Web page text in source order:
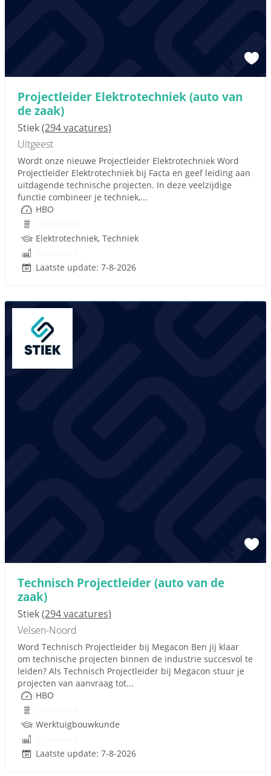
Projectleider Elektrotechniek (auto van
de zaak)
Stiek(294 vacatures)
Uitgeest
Wordt onze nieuwe Projectleider Elektrotechniek Word
Projectleider Elektrotechniek bij Facta en geef leiding aan
uitdagende technische projecten. In deze veelzijdige
functie combineer je techniek,...
HBO
Elektrotechniek, Techniek
Laatste update: 7-8-2026
Technisch Projectleider (auto van de
zaak)
Stiek(294 vacatures)
Velsen-Noord
Word Technisch Projectleider bij Megacon Ben jij klaar
om technische projecten binnen de industrie succesvol te
leiden? Als Technisch Projectleider bij Megacon stuur je
projecten van aanvraag tot...
HBO
Werktuigbouwkunde
Laatste update: 7-8-2026